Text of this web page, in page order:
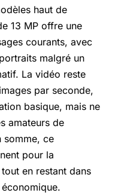
haut de
13 MP offre une
courants, avec
malgré un
La vidéo reste
par seconde,
basique, mais ne
amateurs de
somme, ce
pour la
en restant dans